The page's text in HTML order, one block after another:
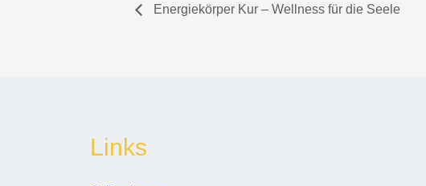
Energiekörper Kur – Wellness für die Seele
Links